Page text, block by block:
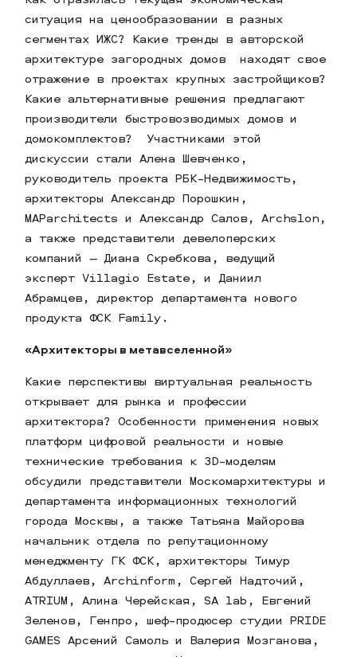
ситуация на ценообразовании в разных
сегментах ИЖС? Какие тренды в авторской
архитектуре загородных домов находят свое
отражение в проектах крупных застройщиков?
Какие альтернативные решения предлагают
производители быстровозводимых домов и
домокомплектов? Участниками этой
дискуссии стали Алена Шевченко,
руководитель проекта РБК-Недвижимость,
архитекторы Александр Порошкин,
MAParchitects и Александр Салов, Archslon,
а также представители девелоперских
компаний — Диана Скребкова, ведущий
эксперт Villagio Estate, и Даниил
Абрамцев, директор департамента нового
продукта ФСК Family.
«Архитекторы в метавселенной»
Какие перспективы виртуальная реальность
открывает для рынка и профессии
архитектора? Особенности применения новых
платформ цифровой реальности и новые
технические требования к 3D-моделям
обсудили представители Москомархитектуры и
департамента информационных технологий
города Москвы, а также Татьяна Майорова
начальник отдела по репутационному
менеджменту ГК ФСК, архитекторы Тимур
Абдуллаев, Archinform, Сергей Надточий,
ATRIUM, Алина Черейская, SA lab, Евгений
Зеленов, Генпро, шеф-продюсер студии PRIDE
GAMES Арсений Самоль и Валерия Мозганова,